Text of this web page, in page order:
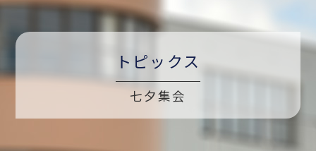
キ
トピックス
七夕集会